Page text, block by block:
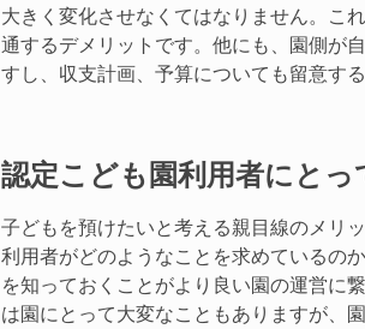
大きく変化させなくてはなりません。こ
通するデメリットです。他にも、園側が
すし、収支計画、予算についても留意す
認定こども園利用者にと
子どもを預けたいと考える親目線のメリ
利用者がどのようなことを求めているの
を知っておくことがより良い園の運営に
は園にとって大変なこともありますが、